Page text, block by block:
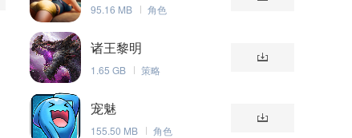
95.16 MB 角色
诸王黎明
1.65 GB 策略
宠魅
155.50 MB 角色